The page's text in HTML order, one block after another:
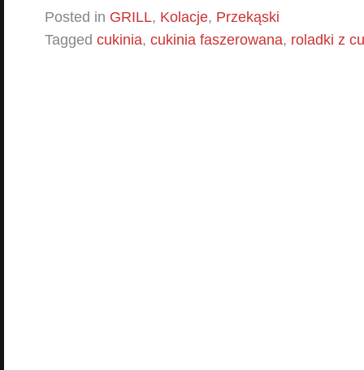
Posted in GRILL, Kolacje, Przekąski
Tagged cukinia, cukinia faszerowana, roladki z